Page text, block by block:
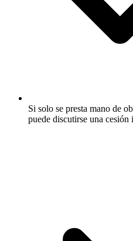
Si solo se presta mano de
puede discutirse una cesión